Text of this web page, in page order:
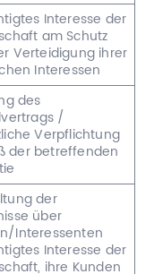
Interesse der
am Schutz
Verteidigung ihrer
Interessen
des
/
Verpflichtung
der betreffenden
der
über
Interessenten
Interesse der
ihre Kunden